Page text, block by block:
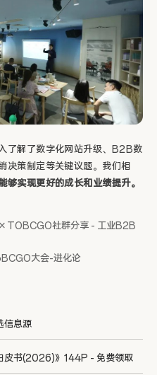
了解了数字化网站升级、B2B数
决策制定等关键议题。我们相
实现更好的成长和业绩提升。
TOBCGO社群分享 - 工业B2B
大会-进化论
信息源
皮书(2026)》144P - 免费领取